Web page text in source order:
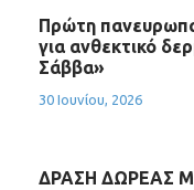
Πρώτη
για ανθεκτικό
Σάββα»
30 Ιουνίου, 2026
ΔΡΑΣΗ ΔΩΡΕΑΣ